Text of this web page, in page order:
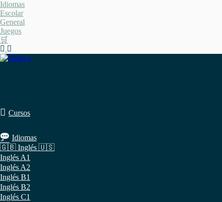
Saltar
al
contenido
Idiomas
Escolar
General
Juegos
🛒
Cursos
Idiomas
🇬🇧 Inglés 🇺🇸
Inglés A1
Inglés A2
Inglés B1
Inglés B2
Inglés C1